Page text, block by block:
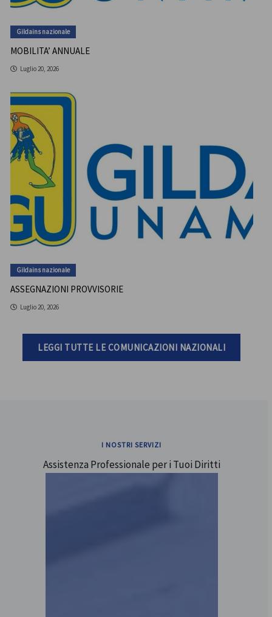
Gildains nazionale
MOBILITA’ ANNUALE
Luglio 20, 2026
Gildains nazionale
ASSEGNAZIONI PROVVISORIE
Luglio 20, 2026
LEGGI TUTTE LE COMUNICAZIONI NAZIONALI
I NOSTRI SERVIZI
Assistenza Professionale per i Tuoi Diritti